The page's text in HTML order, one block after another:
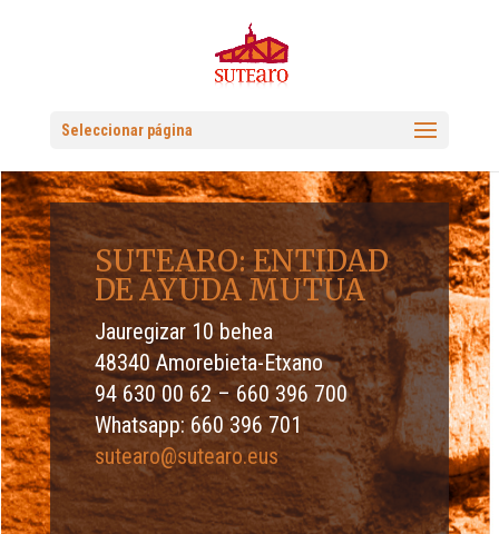
Seleccionar página
SUTEARO: ENTIDAD
DE AYUDA MUTUA
Jauregizar 10 behea
48340 Amorebieta-Etxano
94 630 00 62 – 660 396 700
Whatsapp: 660 396 701
sutearo@sutearo.eus